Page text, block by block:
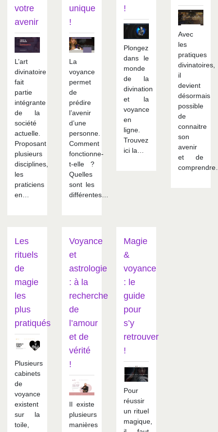
votre
avenir
L’art
divinatoire
fait
partie
intégrante
de la
société
actuelle.
Proposant
plusieurs
disciplines,
les
praticiens
en…
unique
!
La
voyance
permet
de
prédire
l’avenir
d’une
personne.
Comment
fonctionne-
t-elle ?
Quelles
sont les
différentes…
!
Plongez
dans le
monde
de la
divination
et la
voyance
en
ligne.
Trouvez
ici la…
Avec
les
pratiques
divinatoires,
il
devient
désormais
possible
de
connaitre
son
avenir
et de
Les
rituels
de
magie
les
plus
pratiqués
Plusieurs
cabinets
de
voyance
existent
sur la
toile,
Voyance
et
astrologie
: à la
recherche
de
l’amour
et de
vérité
!
Il existe
plusieurs
manières
Magie
&
voyance
: le
guide
pour
s’y
retrouver
!
Pour
réussir
un rituel
magique,